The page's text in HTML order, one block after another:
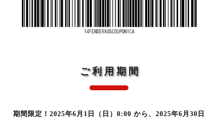
ご利用期間
期間限定！2025年6月1日（日）0:00 から、2025年6月30日